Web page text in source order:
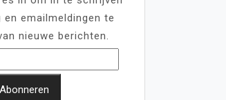
en emailmeldingen te
nieuwe berichten.
Abonneren